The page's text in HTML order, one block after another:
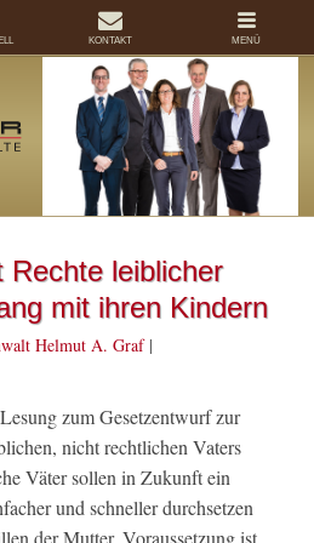
Rechte leiblicher
mit ihren Kindern
Helmut A. Graf|
zum Gesetzentwurf zur
nicht rechtlichen Vaters
Väter sollen in Zukunft ein
und schneller durchsetzen
der Mutter. Voraussetzung ist
KONTAKT MENÜ